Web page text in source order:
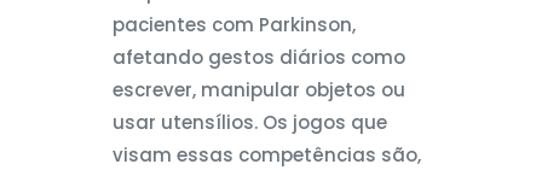
pacientes com Parkinson,
afetando gestos diários como
escrever, manipular objetos ou
usar utensílios. Os jogos que
visam essas competências são,